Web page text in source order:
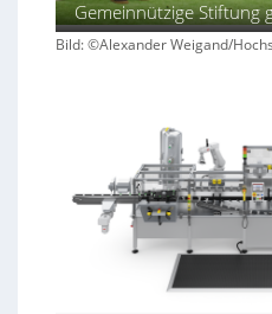
Gemeinnützige Stiftung
Bild: ©Alexander Weigand/